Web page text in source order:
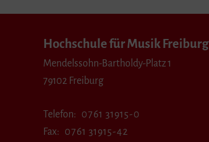
Hochschule für Musik Freiburg
Mendelssohn-Bartholdy-Platz 1
79102 Freiburg
Telefon
0761 31915-0
Fax
0761 31915-42